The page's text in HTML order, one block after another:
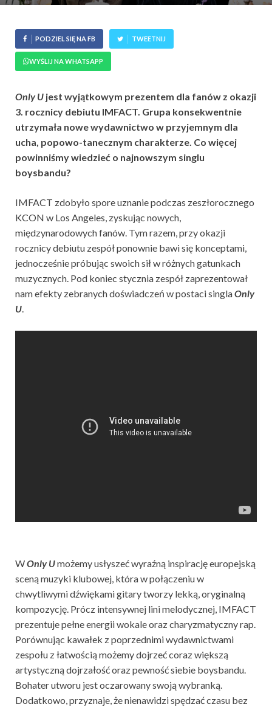
PODZIEL SIĘ NA FB TWEETNIJ
WYŚLIJ NA WHATSAPP
Only U jest wyjątkowym prezentem dla fanów z okazji
3. rocznicy debiutu IMFACT. Grupa konsekwentnie
utrzymała nowe wydawnictwo w przyjemnym dla
ucha, popowo-tanecznym charakterze. Co więcej
powinniśmy wiedzieć o najnowszym singlu
boysbandu?
IMFACT zdobyło spore uznanie podczas zeszłorocznego
KCON w Los Angeles, zyskując nowych,
międzynarodowych fanów. Tym razem, przy okazji
rocznicy debiutu zespół ponownie bawi się konceptami,
jednocześnie próbując swoich sił w różnych gatunkach
muzycznych. Pod koniec stycznia zespół zaprezentował
nam efekty zebranych doświadczeń w postaci singlaOnly
U.
WOnly Umożemy usłyszeć wyraźną inspirację europejską
sceną muzyki klubowej, która w połączeniu w
chwytliwymi dźwiękami gitary tworzy lekką, oryginalną
kompozycję. Prócz intensywnej lini melodycznej, IMFACT
prezentuje pełne energii wokale oraz charyzmatyczny rap.
Porównując kawałek z poprzednimi wydawnictwami
zespołu z łatwością możemy dojrzeć coraz większą
artystyczną dojrzałość oraz pewność siebie boysbandu.
Bohater utworu jest oczarowany swoją wybranką.
Dodatkowo, przyznaje, że nienawidzi spędzać czasu bez